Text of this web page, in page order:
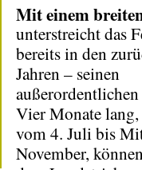
Mit einem
unterstreicht das
bereits in den
Jahren – seinen
Vier Monate
vom 4. Juli bis
November,